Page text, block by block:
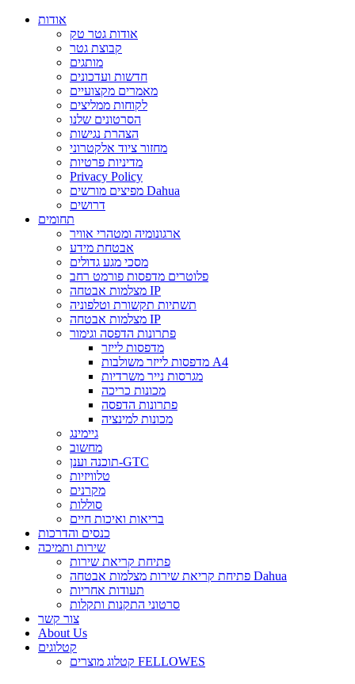
אודות
אודות גטר טק
קבוצת גטר
מותגים
חדשות ועדכונים
מאמרים מקצועיים
לקוחות ממליצים
הסרטונים שלנו
הצהרת נגישות
מחזור ציוד אלקטרוני
מדיניות פרטיות
Privacy Policy
מפיצים מורשים Dahua
דרושים
תחומים
ארגונומיה ומטהרי אוויר
אבטחת מידע
מסכי מגע גדולים
פלוטרים מדפסות פורמט רחב
מצלמות אבטחה IP
תשתיות תקשורת וטלפוניה
מצלמות אבטחה IP
פתרונות הדפסה וגימור
מדפסות לייזר
מדפסות לייזר משולבות A4
מגרסות נייר משרדיות
מכונות כריכה
פתרונות הדפסה
מכונות למינציה
גיימינג
מחשוב
תוכנה וענן-GTC
טלוויזיות
מקרנים
סוללות
בריאות ואיכות חיים
כנסים והדרכות
שירות ותמיכה
פתיחת קריאת שירות
פתיחת קריאת שירות מצלמות אבטחה Dahua
תעודות אחריות
סרטוני התקנות ותקלות
צור קשר
About Us
קטלוגים
קטלוג מוצרים FELLOWES